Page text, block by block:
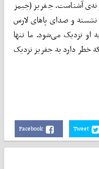
آشناست. جفریز (جیمز
نشسته و صدای پاهای لارس
او نزدیک می‌‌شود. ما تنها
دارد به جفریز نزدیک
Facebook Tweet